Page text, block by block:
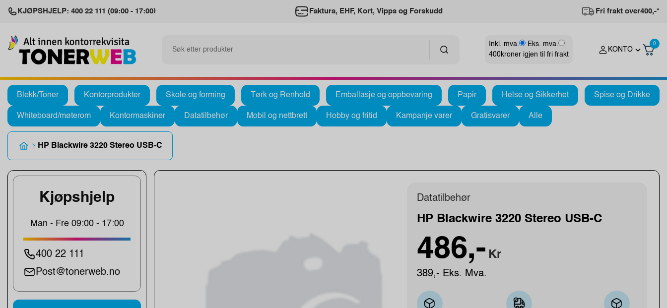
KJØPSHJELP: 400 22 111 (09:00 - 17:00) Faktura, EHF, Kort, Vipps og Forskudd Fri frakt over400,-*
Inkl. mva.
Eks. mva.
400kroner igjen til fri frakt
KONTO
0
Blekk/Toner Kontorprodukter Skole og forming Tørk og Renhold Emballasje og oppbevaring Papir Helse og Sikkerhet Spise og Drikke
Whiteboard/møterom Kontormaskiner Datatilbehør Mobil og nettbrett Hobby og fritid Kampanje varer Gratisvarer Alle
HP Blackwire 3220 Stereo USB-C
Kjøpshjelp
Man - Fre 09:00 - 17:00
400 22 111
Post@tonerweb.no
Datatilbehør
HP Blackwire 3220 Stereo USB-C
486,- Kr
389,- Eks. Mva.